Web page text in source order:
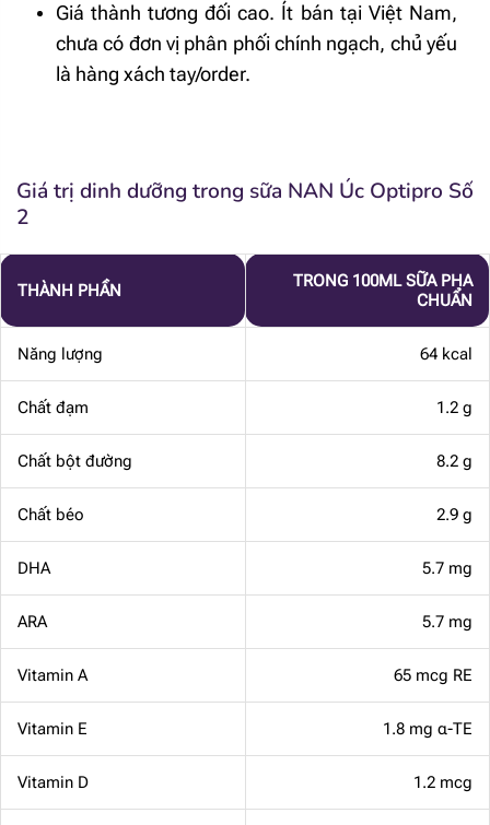
Giá thành tương đối cao. Ít bán tại Việt Nam,
chưa có đơn vị phân phối chính ngạch, chủ yếu
là hàng xách tay/order.
Giá trị dinh dưỡng trong sữa NAN Úc Optipro Số
2
THÀNH PHẦN
TRONG 100ML SỮA PHA
CHUẨN
Năng lượng 64 kcal
Chất đạm 1.2 g
Chất bột đường 8.2 g
Chất béo 2.9 g
DHA 5.7 mg
ARA 5.7 mg
Vitamin A 65 mcg RE
Vitamin E 1.8 mg α-TE
Vitamin D 1.2 mcg